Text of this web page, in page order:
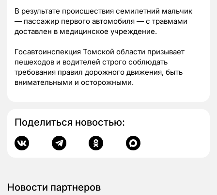
В результате происшествия семилетний мальчик
— пассажир первого автомобиля — с травмами
доставлен в медицинское учреждение.
Госавтоинспекция Томской области призывает
пешеходов и водителей строго соблюдать
требования правил дорожного движения, быть
внимательными и осторожными.
Поделиться новостью:
Новости партнеров